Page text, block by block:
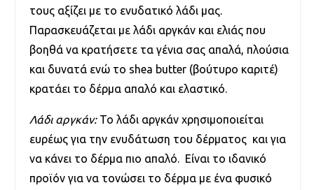
τους αξίζει με το ενυδατικό λάδι μας.
Παρασκευάζεται με λάδι αργκάν και ελιάς που
βοηθά να κρατήσετε τα γένια σας απαλά, πλούσια
και δυνατά ενώ το shea butter (βούτυρο καριτέ)
κρατάει το δέρμα απαλό και ελαστικό.
Λάδι αργκάν: Το λάδι αργκάν χρησιμοποιείται
ευρέως για την ενυδάτωση του δέρματος και για
να κάνει το δέρμα πιο απαλό. Είναι το ιδανικό
προϊόν για να τονώσει το δέρμα με ένα φυσικό